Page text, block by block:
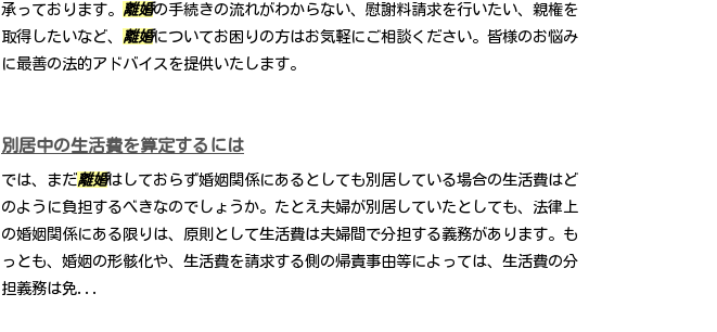
承っております。 離婚の手続きの流れがわからない、慰謝料請求を行いたい、親権を
取得したいなど、 離婚についてお困りの方はお気軽にご相談ください。皆様のお悩み
に最善の法的アドバイスを提供いたします。
別居中の生活費を算定するには
では、まだ離婚はしておらず婚姻関係にあるとしても別居している場合の生活費はど
のように負担するべきなのでしょうか。たとえ夫婦が別居していたとしても、法律上
の婚姻関係にある限りは、原則として生活費は夫婦間で分担する義務があります。も
っとも、婚姻の形骸化や、生活費を請求する側の帰責事由等によっては、生活費の分
担義務は免...